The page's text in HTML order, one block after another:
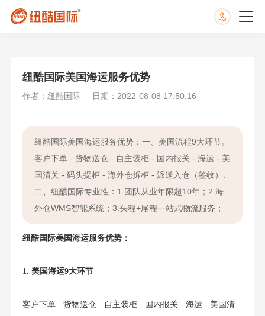
纽酷国际美国海运服务优势
作者：纽酷国际 日期：2022-08-08 17:50:16
纽酷国际美国海运服务优势：一、美国流程9大环节。
客户下单 - 货物送仓 - 自主装柜 - 国内报关 - 海运 - 美
国清关 - 码头提柜 - 海外仓拆柜 - 派送入仓（签收）.
二、纽酷国际专业性：1.团队从业年限超10年；2.海
外仓WMS智能系统；3.头程+尾程一站式物流服务；
纽酷国际美国海运服务优势：
1. 美国海运9大环节
客户下单 - 货物送仓 - 自主装柜 - 国内报关 - 海运 - 美国清